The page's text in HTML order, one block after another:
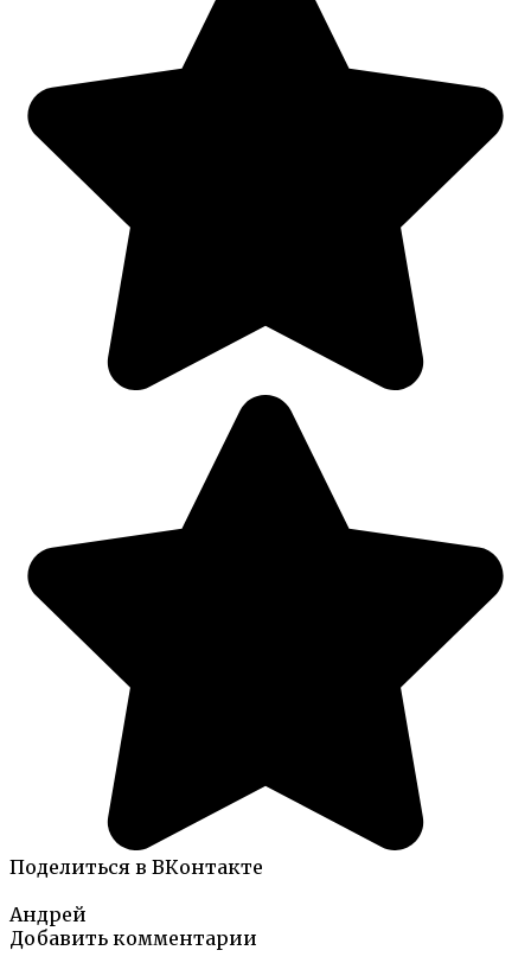
Поделиться в ВКонтакте
Андрей
Добавить комментарии